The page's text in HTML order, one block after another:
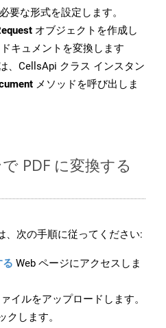
要な形式を設定します。
オブジェクトを作成し
キュメントを変換します
、CellsApi クラス インスタン
メソッドを呼び出しま
PDF に変換する
、次の手順に従ってください:
る Web ページにアクセスしま
イルをアップロードします。
クします。